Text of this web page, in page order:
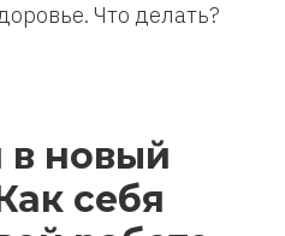
Что делать?
в новый
себя